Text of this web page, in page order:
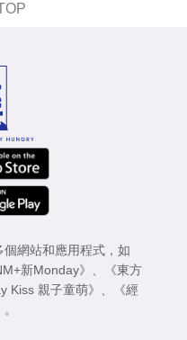
網站和應用程式，如
新Monday》 、
《東方
Kiss 親子童萌》 、
《經
。